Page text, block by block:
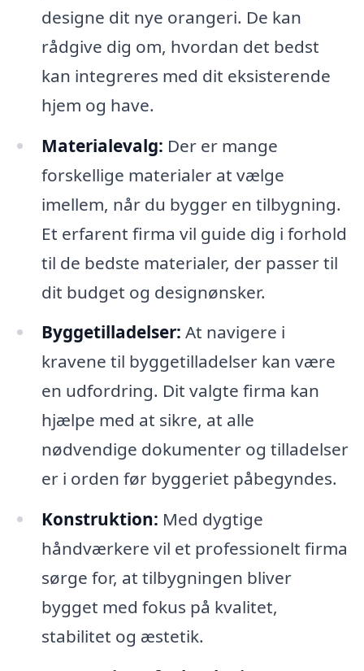
designe dit nye orangeri. De kan
rådgive dig om, hvordan det bedst
kan integreres med dit eksisterende
hjem og have.
Materialevalg: Der er mange
forskellige materialer at vælge
imellem, når du bygger en tilbygning.
Et erfarent firma vil guide dig i forhold
til de bedste materialer, der passer til
dit budget og designønsker.
Byggetilladelser: At navigere i
kravene til byggetilladelser kan være
en udfordring. Dit valgte firma kan
hjælpe med at sikre, at alle
nødvendige dokumenter og tilladelser
er i orden før byggeriet påbegyndes.
Konstruktion: Med dygtige
håndværkere vil et professionelt firma
sørge for, at tilbygningen bliver
bygget med fokus på kvalitet,
stabilitet og æstetik.